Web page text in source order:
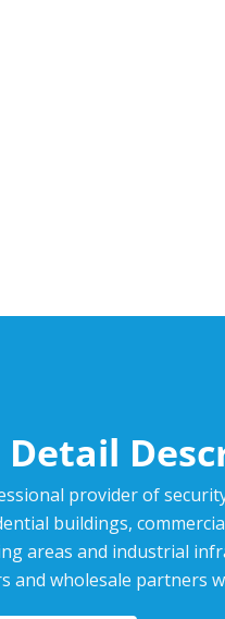
Detail
provider of
buildings,
areas and industrial
and wholesale partners